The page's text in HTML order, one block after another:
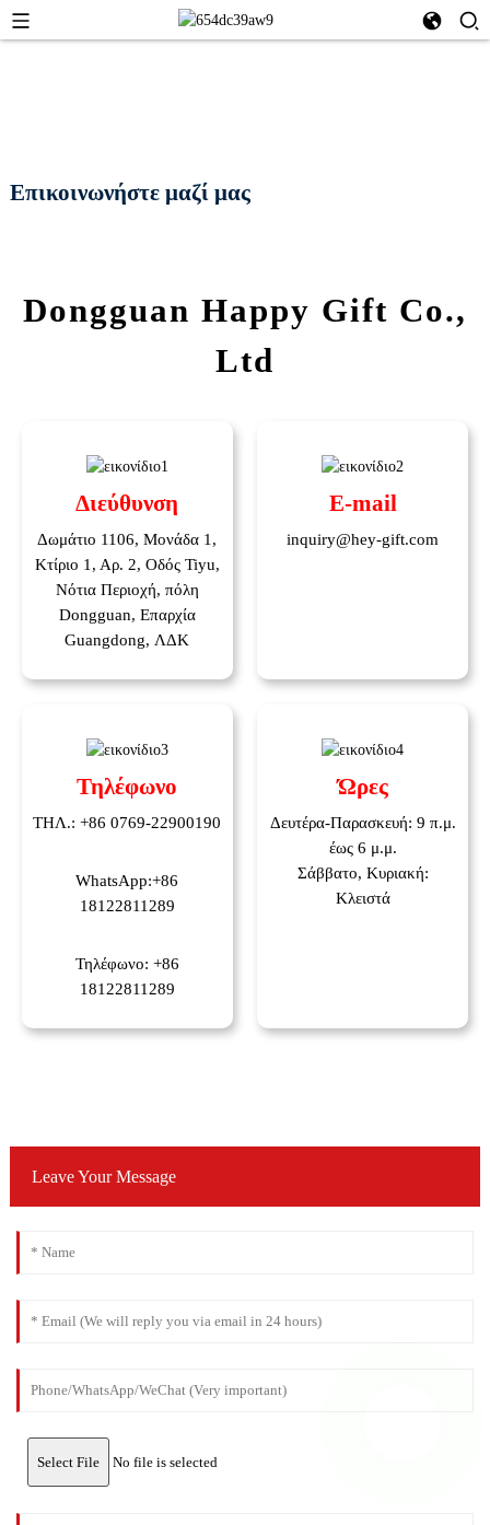
Επικοινωνήστε μαζί μας
Dongguan Happy Gift Co.,
Ltd
Διεύθυνση
Δωμάτιο 1106, Μονάδα 1,
Κτίριο 1, Αρ. 2, Οδός Tiyu,
Νότια Περιοχή, πόλη
Dongguan, Επαρχία
Guangdong, ΛΔΚ
E-mail
inquiry@hey-gift.com
Τηλέφωνο
ΤΗΛ.: +86 0769-22900190
WhatsApp:+86
18122811289
Τηλέφωνο: +86
18122811289
Ώρες
Δευτέρα-Παρασκευή: 9 π.μ.
έως 6 μ.μ.
Σάββατο, Κυριακή:
Κλειστά
Leave Your Message
Select File No file is selected